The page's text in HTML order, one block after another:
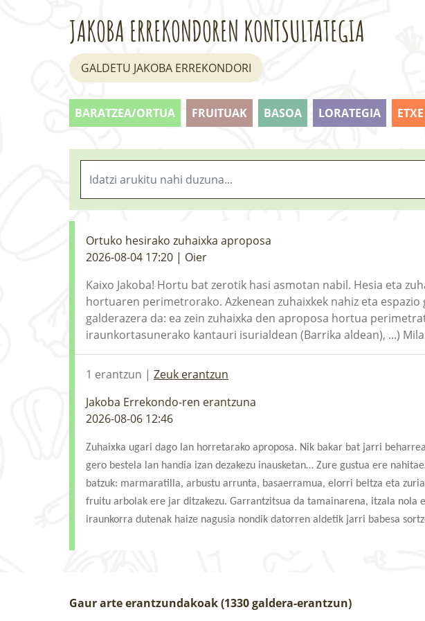
JAKOBA ERREKONDOREN KONTSULTATEGIA
GALDETU JAKOBA ERREKONDORI
BARATZEA/ORTUA FRUITUAK BASOA LORATEGIA
Ortuko hesirako zuhaixka aproposa
2026-08-04 17:20 | Oier
Kaixo Jakoba! Hortu bat zerotik hasi asmotan nabil. Hesia eta
hortuaren perimetrorako. Azkenean zuhaixkek nahiz eta
galderazera da: ea zein zuhaixka den aproposa hortua
iraunkortasunerako kantauri isurialdean (Barrika aldean), ...)
1 erantzun | Zeuk erantzun
Jakoba Errekondo-ren erantzuna
2026-08-06 12:46
Zuhaixka ugari dago lan horretarako aproposa. Nik bakar bat jarri
gero bestela lan handia izan dezakezu inausketan… Zure gustua ere
batzuk: marmaratilla, arbustu arrunta, basaerramua, elorri beltza eta
fruitu arbolak ere jar ditzakezu. Garrantzitsua da tamainarena, itzala nola
iraunkorra dutenak haize nagusia nondik datorren aldetik jarri babesa
Gaur arte erantzundakoak (1330 galdera-erantzun)